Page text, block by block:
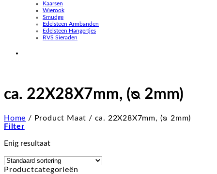
Kaarsen
Wierook
Smudge
Edelsteen Armbanden
Edelsteen Hangertjes
RVS Sieraden
ca. 22X28X7mm, (ᴓ 2mm)
Home / Product Maat / ca. 22X28X7mm, (ᴓ 2mm)
Filter
Enig resultaat
Productcategorieën